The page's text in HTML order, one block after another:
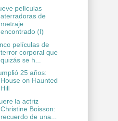
películas
aterradoras de
metraje
encontrado (I)
películas de
terror corporal que
quizás se h...
25 años:
House on Haunted
Hill
la actriz
Christine Boisson:
recuerdo de una...